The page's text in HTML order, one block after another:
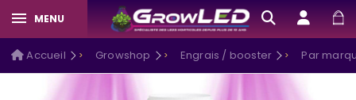
MENU
Accueil Growshop Engrais / booster Par